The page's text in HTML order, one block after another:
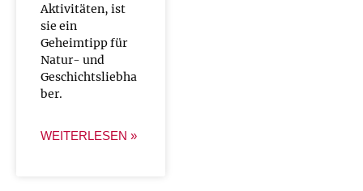
Aktivitäten, ist
sie ein
Geheimtipp für
Natur- und
Geschichtsliebha
ber.
WEITERLESEN »